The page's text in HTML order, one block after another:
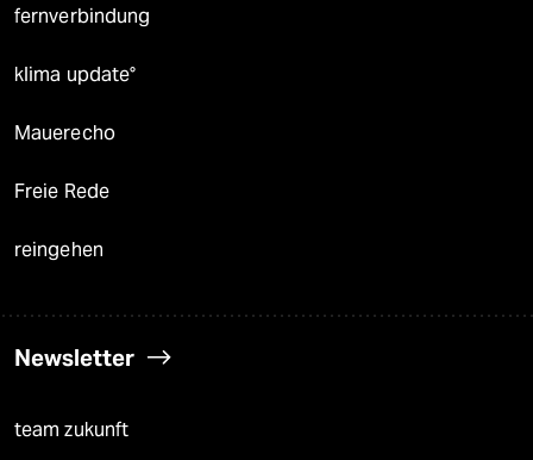
fernverbindung
klima update°
Mauerecho
Freie Rede
reingehen
Newsletter
team zukunft